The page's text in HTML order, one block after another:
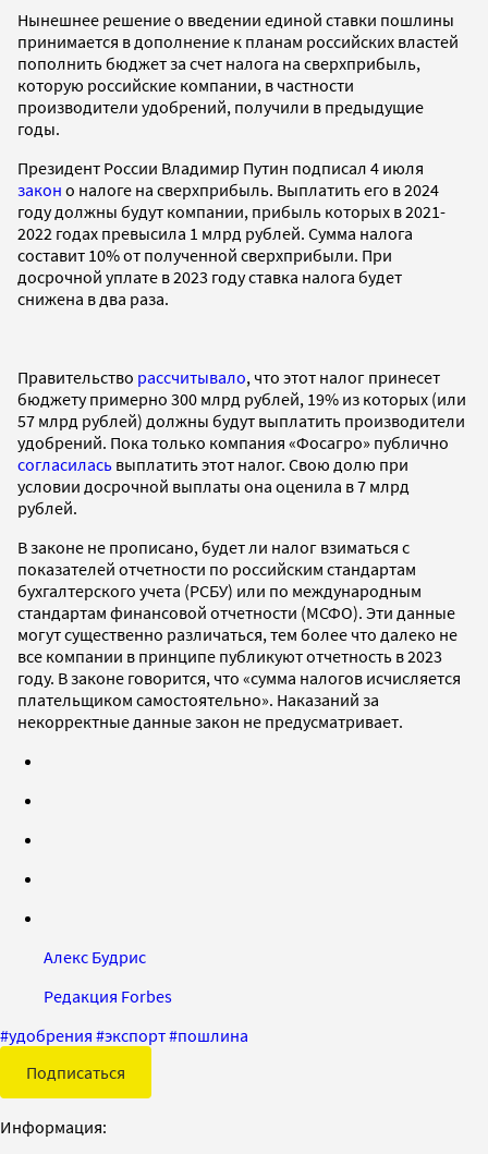
Нынешнее решение о введении единой ставки пошлины
принимается в дополнение к планам российских властей
пополнить бюджет за счет налога на сверхприбыль,
которую российские компании, в частности
производители удобрений, получили в предыдущие
годы.
Президент России Владимир Путин подписал 4 июля
закон о налоге на сверхприбыль. Выплатить его в 2024
году должны будут компании, прибыль которых в 2021-
2022 годах превысила 1 млрд рублей. Сумма налога
составит 10% от полученной сверхприбыли. При
досрочной уплате в 2023 году ставка налога будет
снижена в два раза.
Правительство рассчитывало, что этот налог принесет
бюджету примерно 300 млрд рублей, 19% из которых (или
57 млрд рублей) должны будут выплатить производители
удобрений. Пока только компания «Фосагро» публично
согласилась выплатить этот налог. Свою долю при
условии досрочной выплаты она оценила в 7 млрд
рублей.
В законе не прописано, будет ли налог взиматься с
показателей отчетности по российским стандартам
бухгалтерского учета (РСБУ) или по международным
стандартам финансовой отчетности (МСФО). Эти данные
могут существенно различаться, тем более что далеко не
все компании в принципе публикуют отчетность в 2023
году. В законе говорится, что «сумма налогов исчисляется
плательщиком самостоятельно». Наказаний за
некорректные данные закон не предусматривает.
Алекс Будрис
Редакция Forbes
#удобрения #экспорт#пошлина
Подписаться
Информация: